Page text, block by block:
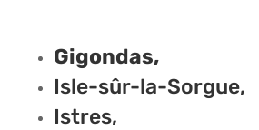
Gigondas,
Isle-sûr-la-Sorgue,
Istres,